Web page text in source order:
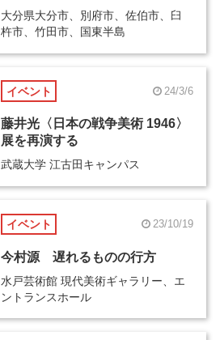
大分県大分市、別府市、佐伯市、臼
杵市、竹田市、国東半島
イベント 24/3/6
藤井光〈日本の戦争美術 1946〉
展を再演する
武蔵大学 江古田キャンパス
イベント 23/10/19
今村源 遅れるものの行方
水戸芸術館 現代美術ギャラリー、エ
ントランスホール